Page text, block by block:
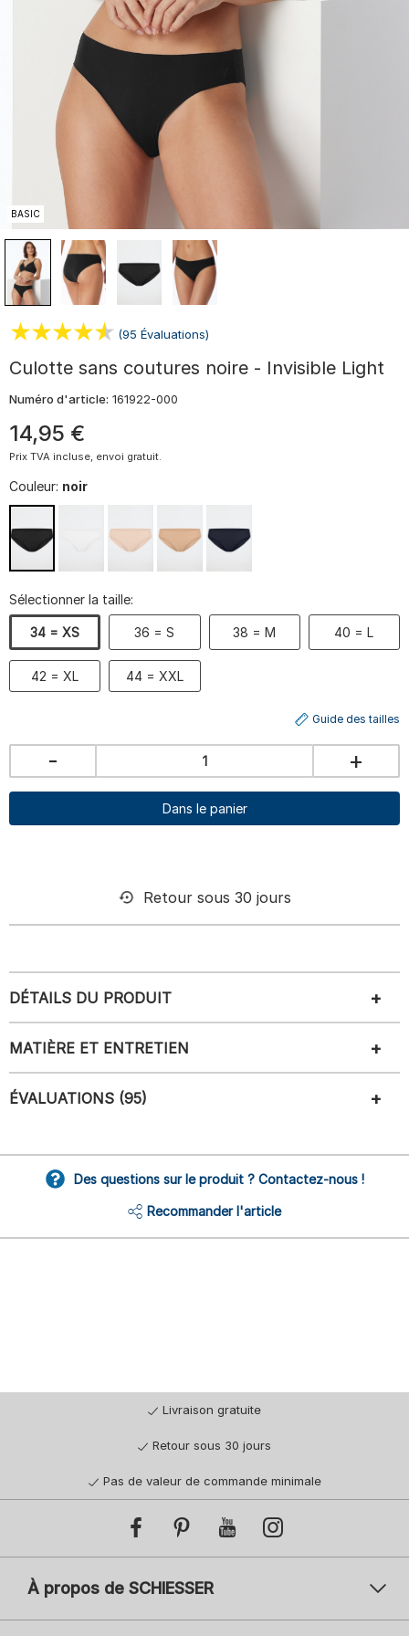
BASIC
(95 Évaluations)
Culotte sans coutures noire - Invisible Light
Numéro d'article: 161922-000
14,95 €
Prix TVA incluse, envoi gratuit.
Couleur: noir
Sélectionner la taille:
34 = XS 36 = S 38 = M 40 = L
42 = XL 44 = XXL
Guide des tailles
- +
Dans le panier
Retour sous 30 jours
DÉTAILS DU PRODUIT
MATIÈRE ET ENTRETIEN
ÉVALUATIONS (95)
Des questions sur le produit ? Contactez-nous !
Recommander l'article
Livraison gratuite
Retour sous 30 jours
Pas de valeur de commande minimale
À propos de SCHIESSER